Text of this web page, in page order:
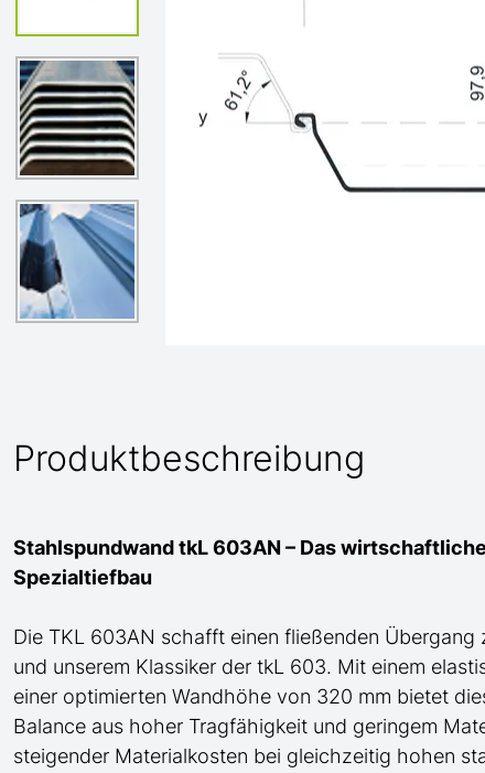
Produktbeschreibung
Stahlspundwand tkL 603AN – Das
Spezialtiefbau
Die TKL 603AN schafft einen fließenden Übergang
und unserem Klassiker der tkL 603. Mit einem
einer optimierten Wandhöhe von 320 mm bietet
Balance aus hoher Tragfähigkeit und geringem
steigender Materialkosten bei gleichzeitig hohen